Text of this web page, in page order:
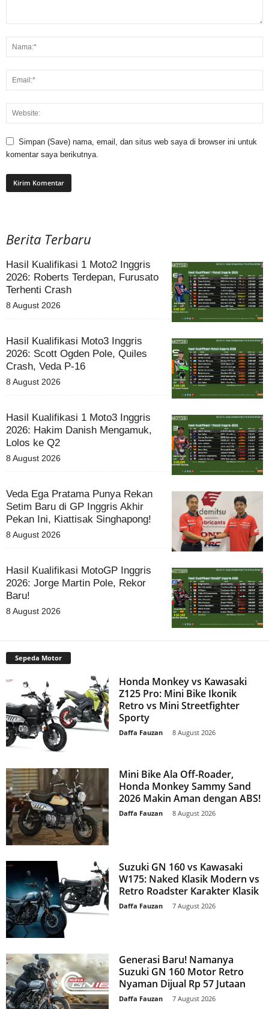
Simpan (Save) nama, email, dan situs web saya di browser ini untuk
komentar saya berikutnya.
Berita Terbaru
Hasil Kualifikasi 1 Moto2 Inggris
2026: Roberts Terdepan, Furusato
Terhenti Crash
8 August 2026
Hasil Kualifikasi Moto3 Inggris
2026: Scott Ogden Pole, Quiles
Crash, Veda P-16
8 August 2026
Hasil Kualifikasi 1 Moto3 Inggris
2026: Hakim Danish Mengamuk,
Lolos ke Q2
8 August 2026
Veda Ega Pratama Punya Rekan
Setim Baru di GP Inggris Akhir
Pekan Ini, Kiattisak Singhapong!
8 August 2026
Hasil Kualifikasi MotoGP Inggris
2026: Jorge Martin Pole, Rekor
Baru!
8 August 2026
Sepeda Motor
Honda Monkey vs Kawasaki
Z125 Pro: Mini Bike Ikonik
Retro vs Mini Streetfighter
Sporty
Daffa Fauzan 8 August 2026
Mini Bike Ala Off-Roader,
Honda Monkey Sammy Sand
2026 Makin Aman dengan ABS!
Daffa Fauzan 8 August 2026
Suzuki GN 160 vs Kawasaki
W175: Naked Klasik Modern vs
Retro Roadster Karakter Klasik
Daffa Fauzan 7 August 2026
Generasi Baru! Namanya
Suzuki GN 160 Motor Retro
Nyaman Dijual Rp 57 Jutaan
Daffa Fauzan 7 August 2026